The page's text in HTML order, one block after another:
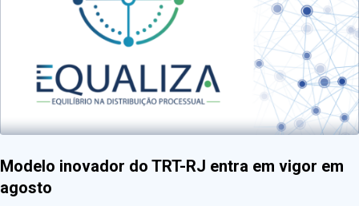
Modelo inovador do TRT-RJ entra em vigor em
agosto